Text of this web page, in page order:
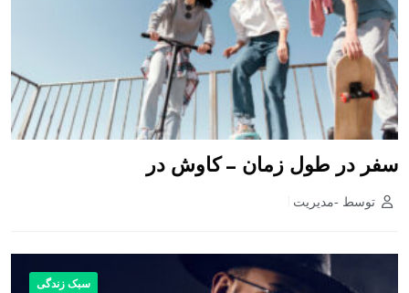
سفر در طول زمان – کاوش در
توسط -مدیریت
سبک زندگی